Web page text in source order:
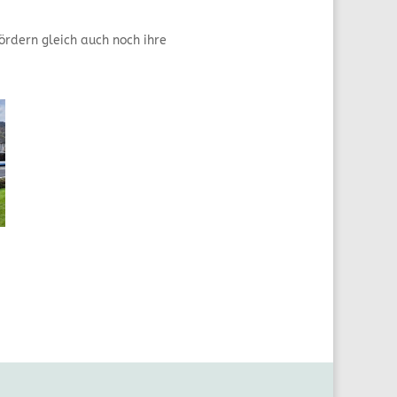
gleich auch noch ihre